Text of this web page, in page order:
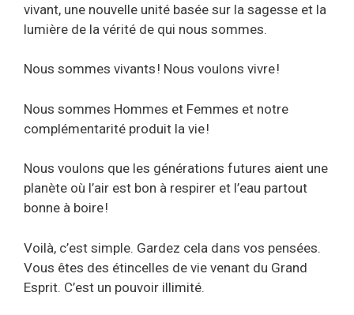
vivant, une nouvelle unité basée sur la sagesse et la
lumière de la vérité de qui nous sommes.
Nous sommes vivants ! Nous voulons vivre !
Nous sommes Hommes et Femmes et notre
complémentarité produit la vie !
Nous voulons que les générations futures aient une
planète où l’air est bon à respirer et l’eau partout
bonne à boire !
Voilà, c’est simple. Gardez cela dans vos pensées.
Vous êtes des étincelles de vie venant du Grand
Esprit. C’est un pouvoir illimité.